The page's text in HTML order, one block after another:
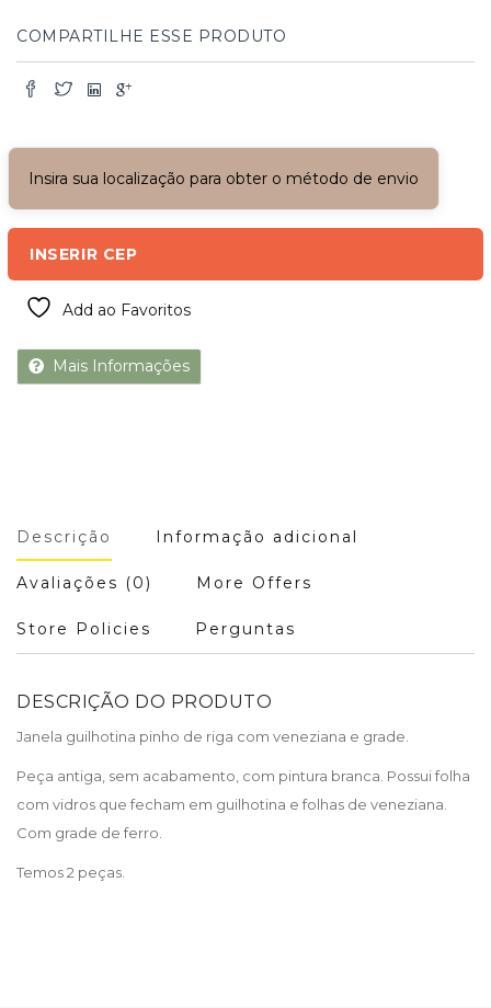
e
quantidade
COMPARTILHE ESSE PRODUTO
Insira sua localização para obter o método de envio
INSERIR CEP
Add ao Favoritos
Mais Informações
Descrição Informação adicional
Avaliações (0) More Offers
Store Policies Perguntas
DESCRIÇÃO DO PRODUTO
Janela guilhotina pinho de riga com veneziana e grade.
Peça antiga, sem acabamento, com pintura branca. Possui folha
com vidros que fecham em guilhotina e folhas de veneziana.
Com grade de ferro.
Temos 2 peças.